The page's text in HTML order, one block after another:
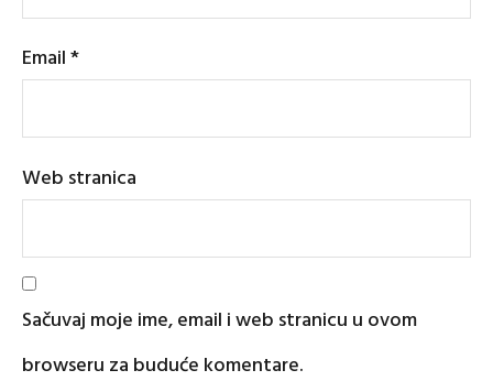
Email*
Web stranica
Sačuvaj moje ime, email i web stranicu u ovom
browseru za buduće komentare.